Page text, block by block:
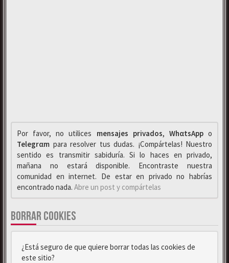
Por favor, no utilices mensajes privados, WhαtsAppo
Telegrαm para resolver tus dudas. ¡Compártelas! Nuestro
sentido es transmitir sabiduría. Si lo haces en privado,
mañana no estará disponible. Encontraste nuestra
comunidad en internet. De estar en privado no habrías
encontrado nada. Abre un post y compártelas
BORRAR COOKIES
¿Está seguro de que quiere borrar todas las cookies de
este sitio?